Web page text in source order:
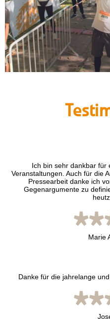
Ich bin sehr dankbar für
Veranstaltungen. Auch für die
Pressearbeit danke ich
Gegenargumente zu
Marie
Danke für die jahrelange